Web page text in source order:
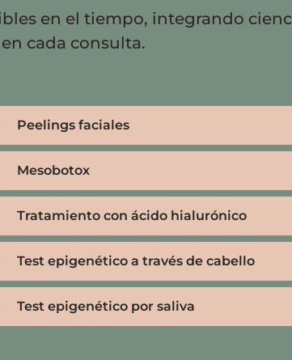
en el tiempo, integrando
cada consulta.
Peelings faciales
Mesobotox
Tratamiento con ácido hialurónico
Test epigenético a través de cabello
Test epigenético por saliva